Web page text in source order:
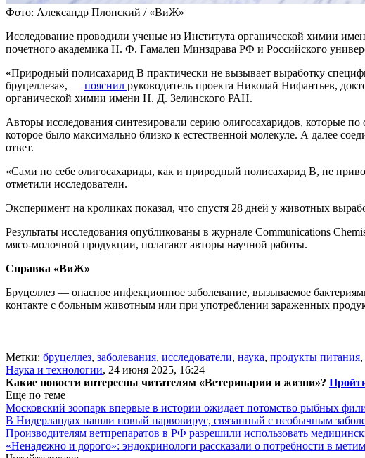
Фото: Александр Плонский / «ВиЖ»
Исследование проводили ученые из Института органической химии
почетного академика Н. Ф. Гамалеи Минздрава РФ и Российского
«Природный полисахарид В практически не вызывает выработку
бруцеллеза», — пояснил руководитель проекта Николай Нифантьев,
органической химии имени Н. Д. Зелинского РАН.
Авторы исследования синтезировали серию олигосахаридов, которые
которое было максимально близко к естественной молекуле. А далее
ответ.
«Сами по себе олигосахариды, как и природный полисахарид В, не
отметили исследователи.
Эксперимент на кроликах показал, что спустя 28 дней у животных
Результаты исследования опубликованы в журнале Communications
мясо-молочной продукции, полагают авторы научной работы.
Справка «ВиЖ»
Бруцеллез — опасное инфекционное заболевание, вызываемое
контакте с больным животным или при употреблении зараженных
Метки: бруцеллез, заболевания, исследователи, наука, продукты питания,
Наука и технологии, 24 июня 2025, 16:24
Какие новости интересны читателям «Ветеринарии и жизни»?
Еще по теме
Московский зоопарк впервые в истории ожидает потомство рыбных
В Нидерландах нашли новый парвовирус, связанный с необычным
Производителям ветпрепаратов в РФ разрешили использовать
«Ненадежно и дорого»: эндокринологи рассказали о потребности в